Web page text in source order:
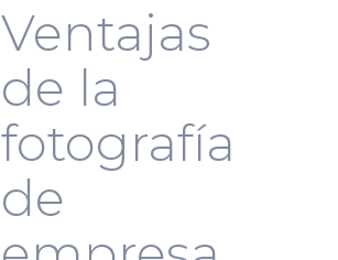
Ventajas
de la
fotografía
de